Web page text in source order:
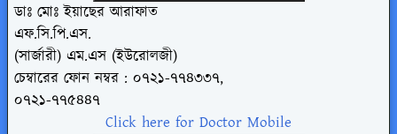
ডাঃ মোঃ ইয়াছের আরাফাত
এফ.সি.পি.এস.
(সার্জারী) এম.এস (ইউরোলজী)
চেম্বারের ফোন নম্বর : ০৭২১-৭৭৪৩৩৭,
০৭২১-৭৭৫৪৪৭
Click here for Doctor Mobile